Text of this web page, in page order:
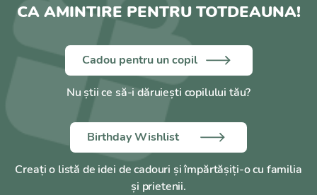
CA AMINTIRE PENTRU TOTDEAUNA!
Cadou pentru un copil
Nu știi ce să-i dăruiești copilului tău?
Birthday Wishlist
Creați o listă de idei de cadouri și împărtășiți-o cu familia
și prietenii.